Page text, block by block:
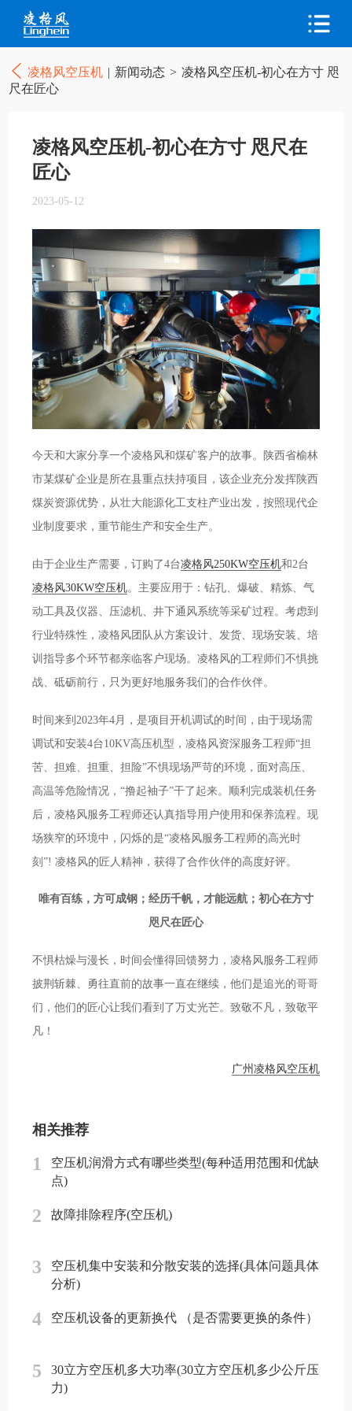
凌格风空压机 | 新闻动态 > 凌格风空压机-初心在方寸 咫
尺在匠心
凌格风空压机-初心在方寸 咫尺在
匠心
2023-05-12
今天和大家分享一个凌格风和煤矿客户的故事。陕西省榆林
市某煤矿企业是所在县重点扶持项目，该企业充分发挥陕西
煤炭资源优势，从壮大能源化工支柱产业出发，按照现代企
业制度要求，重节能生产和安全生产。
由于企业生产需要，订购了4台凌格风250KW空压机和2台
凌格风30KW空压机。主要应用于：钻孔、爆破、精炼、气
动工具及仪器、压滤机、井下通风系统等采矿过程。考虑到
行业特殊性，凌格风团队从方案设计、发货、现场安装、培
训指导多个环节都亲临客户现场。凌格风的工程师们不惧挑
战、砥砺前行，只为更好地服务我们的合作伙伴。
时间来到2023年4月，是项目开机调试的时间，由于现场需
调试和安装4台10KV高压机型，凌格风资深服务工程师“担
苦、担难、担重、担险”不惧现场严苛的环境，面对高压、
高温等危险情况，“撸起袖子”干了起来。顺利完成装机任务
后，凌格风服务工程师还认真指导用户使用和保养流程。现
场狭窄的环境中，闪烁的是“凌格风服务工程师的高光时
刻”! 凌格风的匠人精神，获得了合作伙伴的高度好评。
唯有百练，方可成钢； 经历千帆，才能远航； 初心在方寸
咫尺在匠心
不惧枯燥与漫长，时间会懂得回馈努力，凌格风服务工程师
披荆斩棘、勇往直前的故事一直在继续，他们是追光的哥哥
们，他们的匠心让我们看到了万丈光芒。致敬不凡，致敬平
凡！
广州凌格风空压机
相关推荐
1
空压机润滑方式有哪些类型(每种适用范围和优缺
点)
2 故障排除程序(空压机)
3
空压机集中安装和分散安装的选择(具体问题具体
分析)
4 空压机设备的更新换代 （是否需要更换的条件）
5
30立方空压机多大功率(30立方空压机多少公斤压
力)